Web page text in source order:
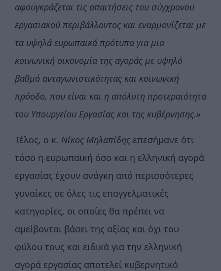
αφουγκράζεται τις απαιτήσεις του σύγχρονου
εργασιακού περιβάλλοντος και εναρμονίζεται με
τα υψηλά ευρωπαϊκά πρότυπα για μια
κοινωνική οικονομία της αγοράς με υψηλό
βαθμό ανταγωνιστικότητας και κοινωνική
πρόοδo, που είναι και η απόλυτη προτεραιότητα
του Υπουργείου Εργασίας και της κυβέρνησης.»
Τέλος, ο κ. Nίκος Μηλαπίδης επεσήμανε ότι
τόσο η ευρωπαϊκή όσο και η ελληνική αγορά
εργασίας έχουν ανάγκη από περισσότερες
γυναίκες σε όλες τις επαγγελματικές
κατηγορίες, οι οποίες θα πρέπει να
αμείβονται βάσει της αξίας και όχι του
φύλου τους και ειδικά για την ελληνική
αγορά εργασίας αποτελεί κυβερνητικό